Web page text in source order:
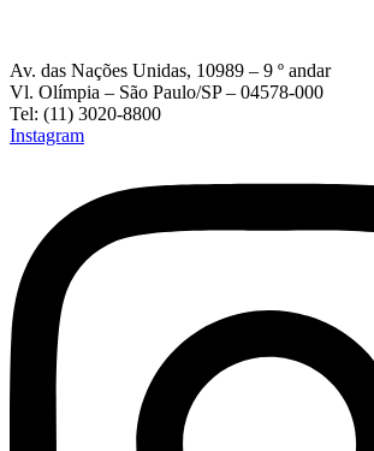
Av. das Nações Unidas, 10989 – 9 º andar
Vl. Olímpia – São Paulo/SP – 04578-000
Tel: (11) 3020-8800
Instagram